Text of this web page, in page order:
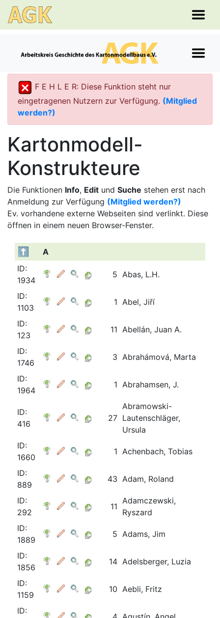
F E H L E R: Diese Funktion steht nur
eingetragenen Nutzern zur Verfügung. (Mitglied
werden?)
Kartonmodell-
Konstrukteure
Die Funktionen Info, Edit und Suche stehen erst nach
Anmeldung zur Verfügung (Mitglied werden?)
Ev. vorhandene externe Webseiten sind verlinkt. Diese
öffnen in einem neuen Browser-Fenster.
A
ID:
1934
5 Abas, L.H.
ID:
1103
1 Abel, Jiří
ID:
123
11 Abellán, Juan A.
ID:
1746
3 Abrahámová, Marta
ID:
1964
1 Abrahamsen, J.
ID:
416
27
Abramowski-
Lautenschläger,
Ursula
ID:
1660
1 Achenbach, Tobias
ID:
889
43 Adam, Roland
ID:
292
11
Adamczewski,
Ryszard
ID:
1889
5 Adams, Jim
ID:
1856
14 Adelsberger, Luzia
ID:
1159
10 Aebli, Fritz
ID: